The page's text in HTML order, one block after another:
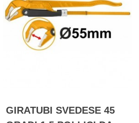
GIRATUBI SVEDESE 45